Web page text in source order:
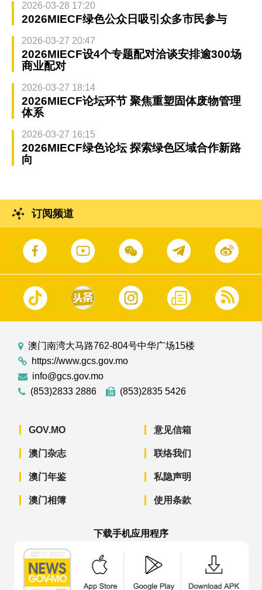
2026-03-28 17:20
2026MIECF绿色公众日吸引众多市民参与
2026-03-27 20:47
2026MIECF设4个专题配对洽谈安排逾300场
商业配对
2026-03-27 18:14
2026MIECF论坛环节 聚焦重塑固体废物管理
体系
2026-03-27 16:15
2026MIECF绿色论坛 探索绿色区域合作新路
向
订阅频道
澳门南湾大马路762-804号中华广场15楼
https://www.gcs.gov.mo
info@gcs.gov.mo
(853)2833 2886
(853)2835 5426
GOV.MO
澳门杂志
澳门年鉴
澳门相簿
意见信箱
联络我们
私隐声明
使用条款
下载手机应用程序